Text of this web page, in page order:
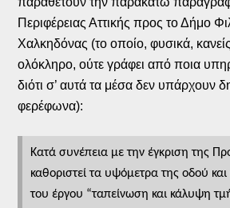
Περιφέρειας Αττικής προς το Δήμο
Χαλκηδόνας (το οποίο, φυσικά,
ολόκληρο, ούτε γράφει από ποια
διότι σ’ αυτά τα μέσα δεν υπάρχουν
φερέφωνα):
Κατά συνέπεια με την έγκριση της
καθοριστεί τα υψόμετρα της οδού και
του έργου “ταπείνωση και κάλυψη